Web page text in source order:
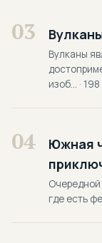
03
Вулканы
изоб... ·
04
Южная
Очередной
где есть